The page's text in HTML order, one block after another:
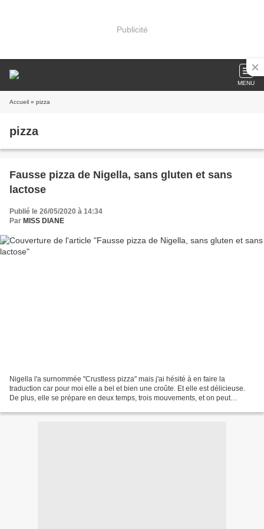
Publicité
MENU
Accueil » pizza
pizza
Fausse pizza de Nigella, sans gluten et sans
lactose
Publié le 26/05/2020 à 14:34
Par MISS DIANE
Nigella l'a surnommée "Crustless pizza" mais j'ai hésité à en faire la
traduction car pour moi elle a bel et bien une croûte. Et elle est délicieuse.
De plus, elle se prépare en deux temps, trois mouvements, et on peut